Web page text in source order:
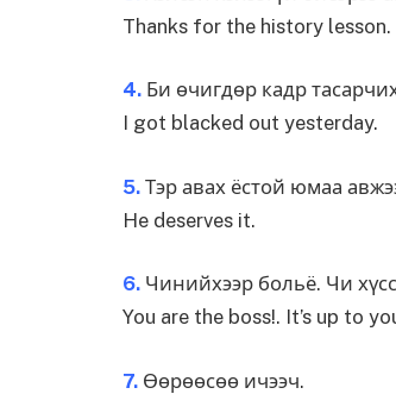
Thanks for the history lesson.
4. Би өчигдөр кадр
I got blacked out yesterday.
5. Тэр авах ёстой юмаа
He deserves it.
6. Чинийхээр больё. Чи
You are the boss!. It’s up to
7. Өөрөөсөө ичээч.